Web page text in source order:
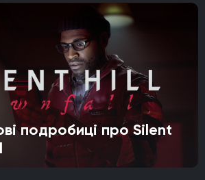
подробиці про Silent